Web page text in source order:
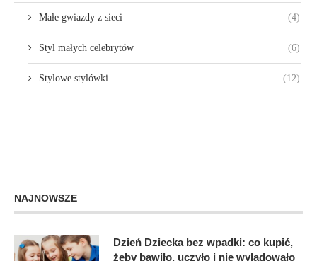
Małe gwiazdy z sieci (4)
Styl małych celebrytów (6)
Stylowe stylówki (12)
NAJNOWSZE
Dzień Dziecka bez wpadki: co kupić,
żeby bawiło, uczyło i nie wylądowało